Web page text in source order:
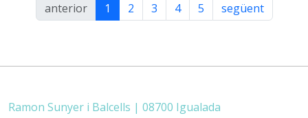
anterior
1 2 3 4 5 següent
Ramon Sunyer i Balcells | 08700 Igualada